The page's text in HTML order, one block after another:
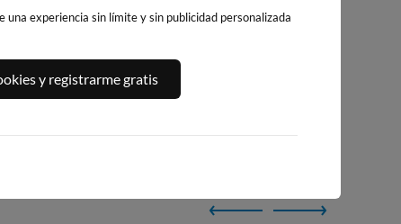
y playa
experiencia sin límite y sin publicidad personalizada
y registrarme gratis